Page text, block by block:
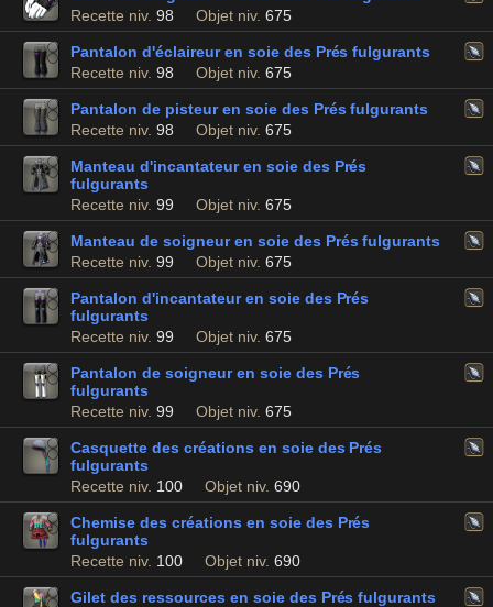
Recette niv. 98 Objet niv. 675
Pantalon d'éclaireur en soie des Prés fulgurants
Recette niv. 98 Objet niv. 675
Pantalon de pisteur en soie des Prés fulgurants
Recette niv. 98 Objet niv. 675
Manteau d'incantateur en soie des Prés
fulgurants
Recette niv. 99 Objet niv. 675
Manteau de soigneur en soie des Prés fulgurants
Recette niv. 99 Objet niv. 675
Pantalon d'incantateur en soie des Prés
fulgurants
Recette niv. 99 Objet niv. 675
Pantalon de soigneur en soie des Prés
fulgurants
Recette niv. 99 Objet niv. 675
Casquette des créations en soie des Prés
fulgurants
Recette niv. 100 Objet niv. 690
Chemise des créations en soie des Prés
fulgurants
Recette niv. 100 Objet niv. 690
Gilet des ressources en soie des Prés fulgurants